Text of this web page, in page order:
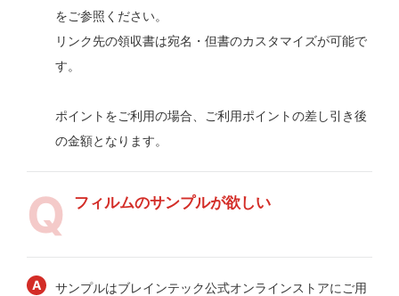
をご参照ください。
リンク先の領収書は宛名・但書のカスタマイズが可能で
す。
ポイントをご利用の場合、ご利用ポイントの差し引き後
の金額となります。
フィルムのサンプルが欲しい
サンプルはブレインテック公式オンラインストアにご用